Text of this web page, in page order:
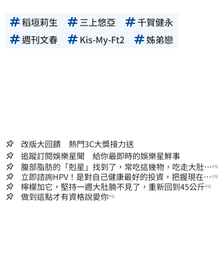
稻垣莉生 三上悠亞
千賀健永
週刊文春
Kis-My-Ft2 姊弟戀
改版大回饋 熱門3C大獎接力送
追蹤訂閱娛樂星聞 給你最即時的娛樂星鮮事
腹部脂肪的「剋星」找到了，常吃這幾物，吃走大肚
囊，瘦出小蠻腰
PR
立即諮詢HPV！是對自己健康最好的投資，把握現在不
嫌晚！
PR
檸檬加它，堅持一週大肚腩不見了，重新回到45公斤PR
做到這點才有資格說愛你PR